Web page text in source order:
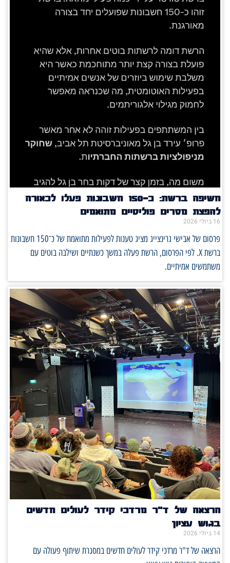
חשיפה ברשת: כ־150 חשבונות פעלו לכאורה
להפצת מסרים פוליטיים מתואמים
16 ביולי 2026
פרסום של אבישי גרינצייג מציג טענות לפעילות מתואמת של כ־150 חשבונות
ברשת X. לפי הפרסום, הרשת פעלה במשך כשנתיים ושילבה בוטים עם
משתמשים אמיתיים.
הרצאה של ד"ר מרדכי קידר לעולים חדשים
בגוש עציון
14 ביולי 2026
הרצאה של ד"ר מרדכי קידר לעולים חדשים במסגרת שיתוף פעולה עם